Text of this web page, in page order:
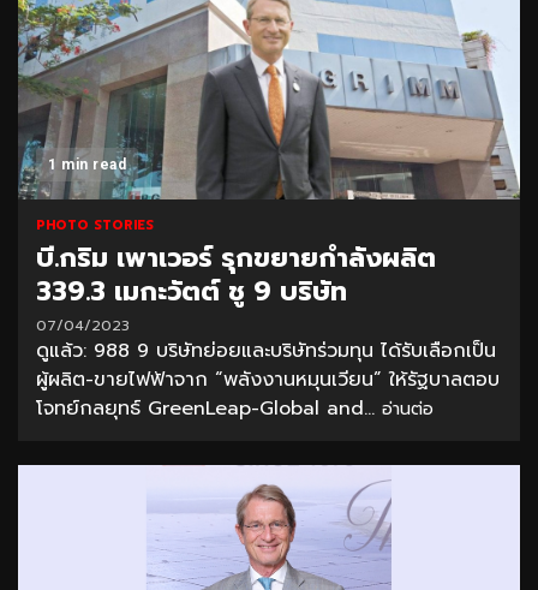
1 min read
PHOTO STORIES
บี.กริม เพาเวอร์ รุกขยายกำลังผลิต
339.3 เมกะวัตต์ ชู 9 บริษัท
07/04/2023
ดูแล้ว: 988 9 บริษัทย่อยและบริษัทร่วมทุน ได้รับเลือกเป็น
ผู้ผลิต-ขายไฟฟ้าจาก “พลังงานหมุนเวียน” ให้รัฐบาลตอบ
โจทย์กลยุทธ์ GreenLeap-Global and... อ่านต่อ